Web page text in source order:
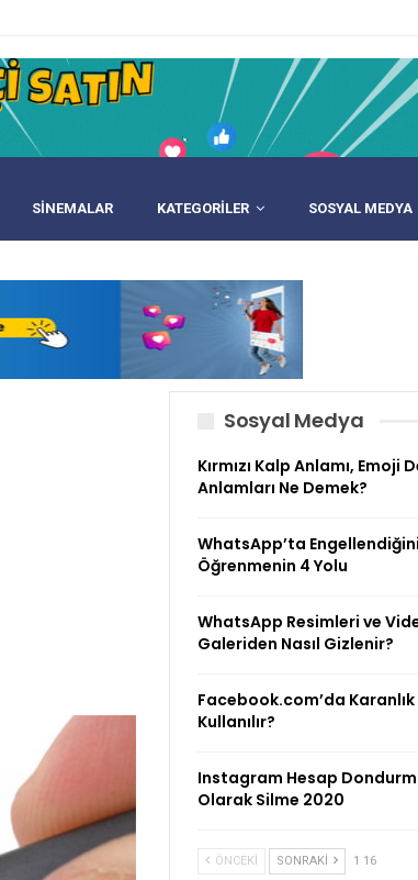
SINEMALAR KATEGORİLER SOSYAL MEDYA
Sosyal Medya
Kırmızı Kalp Anlamı, Emoji
Anlamları Ne Demek?
WhatsApp’ta
Öğrenmenin 4 Yolu
WhatsApp Resimleri ve
Galeriden Nasıl Gizlenir?
Facebook.com’da Karanlık
Kullanılır?
Instagram Hesap
Olarak Silme 2020
ÖNCEKI SONRAKI 1 16